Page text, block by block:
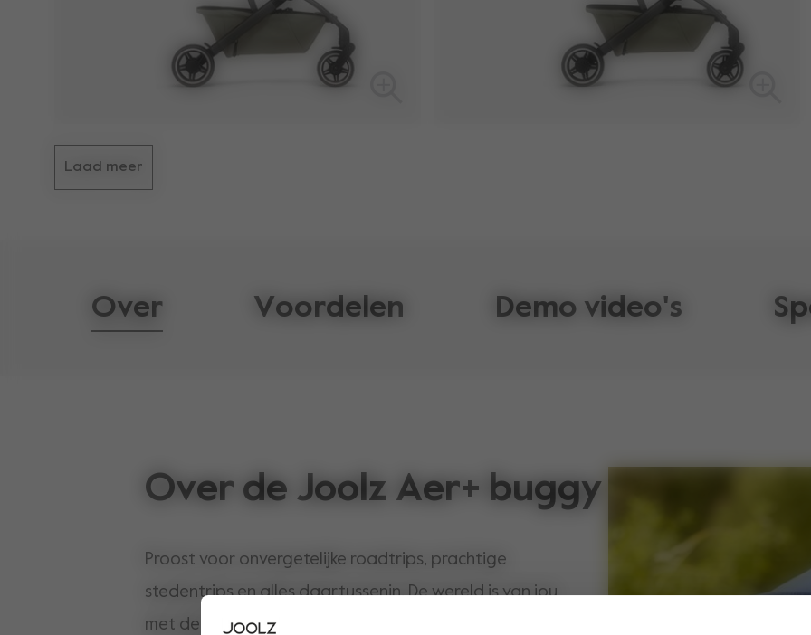
Laad meer
Over Voordelen Demo video's
Over de Joolz Aer+ buggy
Proost voor onvergetelijke roadtrips, prachtige
stedentrips en alles daartussenin. De wereld is van jou
met de comfortabele, compacte en ongelooflijk